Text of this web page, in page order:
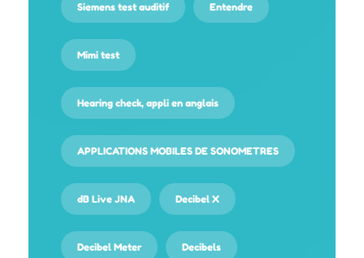
Siemens test auditif Entendre
Mimi test
Hearing check, appli en anglais
APPLICATIONS MOBILES DE SONOMETRES
dB Live JNA Decibel X
Decibel Meter Decibels